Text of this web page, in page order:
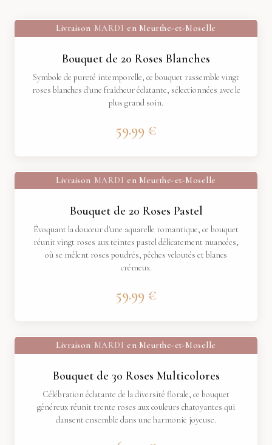
Livraison MARDI en Meurthe-et-Moselle
Bouquet de 20 Roses Blanches
Symbole de pureté intemporelle, ce bouquet rassemble vingt
roses blanches d'une fraîcheur éclatante, sélectionnées avec le
plus grand soin.
59.99 €
Livraison MARDI en Meurthe-et-Moselle
Bouquet de 20 Roses Pastel
Évoquant la douceur d'une aquarelle romantique, ce bouquet
réunit vingt roses aux teintes pastel délicatement nuancées,
où se mêlent roses poudrés, pêches veloutés et blancs
crémeux.
59.99 €
Livraison MARDI en Meurthe-et-Moselle
Bouquet de 30 Roses Multicolores
Célébration éclatante de la diversité florale, ce bouquet
généreux réunit trente roses aux couleurs chatoyantes qui
dansent ensemble dans une harmonie joyeuse.